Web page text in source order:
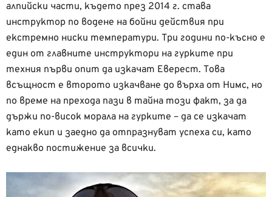
алпийски части, където през 2014 г. става
инструктор по водене на бойни действия при
екстремно ниски температури. Три години по-късно е
един от главните инструктори на гурките при
техния първи опит да изкачат Еверест. Това
всъщност е второто изкачване до върха от Нимс, но
по време на прехода пази в тайна този факт, за да
държи по-висок морала на гурките – да се изкачат
като екип и заедно да отпразнуват успеха си, като
еднакво постижение за всички.